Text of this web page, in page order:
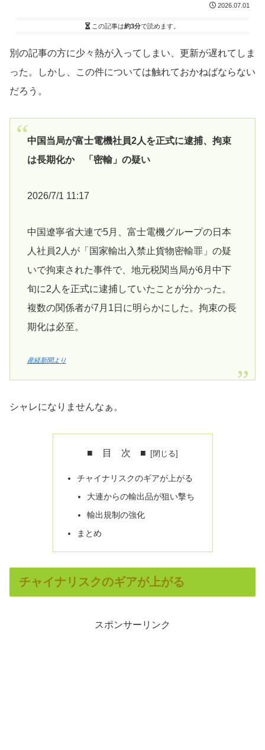
2026.07.01
この記事は約3分で読めます。
別の記事の方に少々熱が入ってしまい、更新が遅れてしま
った。しかし、この件については触れておかねばならない
だろう。
中国当局が富士電機社員2人を正式に逮捕、拘束
は長期化か 「密輸」の疑い
2026/7/1 11:17
中国遼寧省大連で5月、富士電機グループの日本
人社員2人が「国家輸出入禁止貨物密輸罪」の疑
いで拘束された事件で、地元税関当局が6月中下
旬に2人を正式に逮捕していたことが分かった。
複数の関係者が7月1日に明らかにした。拘束の長
期化は必至。
産経新聞より
シャレになりませんなぁ。
■ 目 次 ■
チャイナリスクのギアが上がる
大連からの輸出品が狙い撃ち
輸出規制の強化
まとめ
チャイナリスクのギアが上がる
スポンサーリンク